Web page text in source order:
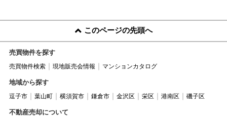
このページの先頭へ
売買物件を探す
売買物件検索 現地販売会情報 マンションカタログ
地域から探す
逗子市 葉山町 横須賀市 鎌倉市 金沢区 栄区 港南区 磯子区
不動産売却について